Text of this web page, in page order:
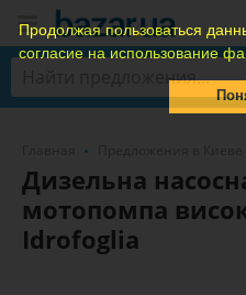
Продолжая пользоваться
согласие на использование
Дизельна
мотопомпа
Idrofoglia